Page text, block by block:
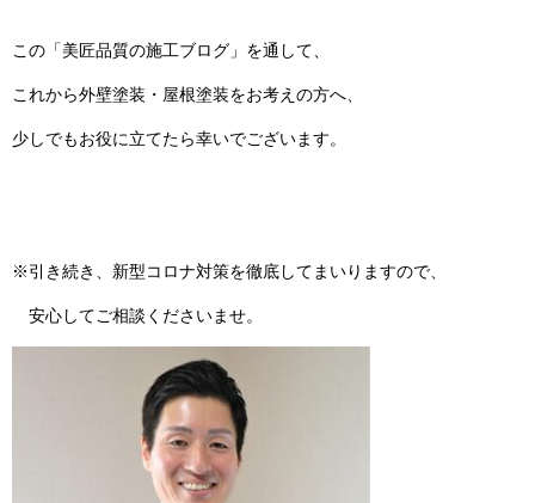
この「美匠品質の施工ブログ」を通して、
これから外壁塗装・屋根塗装をお考えの方へ、
少しでもお役に立てたら幸いでございます。
※引き続き、新型コロナ対策を徹底してまいりますので、
安心してご相談くださいませ。